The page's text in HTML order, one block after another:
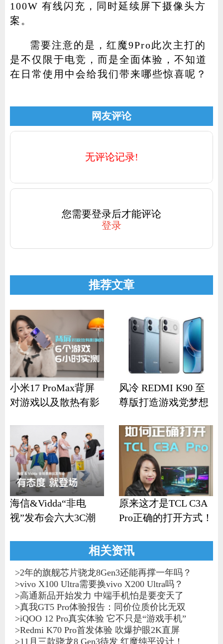
100W 有线闪充，同时延续屏下摄像头方
案。
需要注意的是，红魔9Pro此次主打的
是不仅限于电竞，而是全面体验，不知道
在日常使用中会给我们带来哪些惊喜呢？
网友评论
无评论记录!
您需要登录后才能评论
登录
推荐文章
小米17 ProMax背屏
对游戏以及散热有影
风冷 REDMI K90 至
尊版打造游戏党梦想
海信&Vidda“非电
视”发布会六大3C潮
原来这才是TCL C3A
Pro正确的打开方式！
相关资讯
>2年的旗舰芯片骁龙8Gen3还能再撑一年吗？
>vivo X100 Ultra需要换vivo X200 Ultra吗？
>高通新品开始发力 中端手机怕是要变天了
>真我GT5 Pro体验报告：同价位质价比无双
>iQOO 12 Pro真实体验 它不只是“游戏手机”
>Redmi K70 Pro首发体验 吹爆护眼2K直屏
>11月三款骁龙8 Gen3待发 红魔纯平设计！